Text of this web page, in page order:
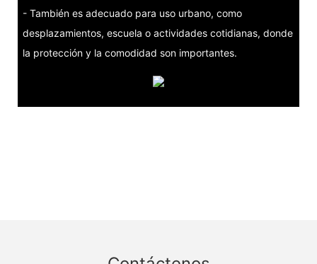
- También es adecuado para uso urbano, como
desplazamientos, escuela o actividades cotidianas, donde
la protección y la comodidad son importantes.